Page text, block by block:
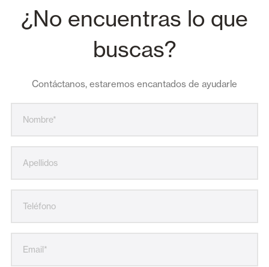
¿No encuentras lo que
buscas?
Contáctanos, estaremos encantados de ayudarle